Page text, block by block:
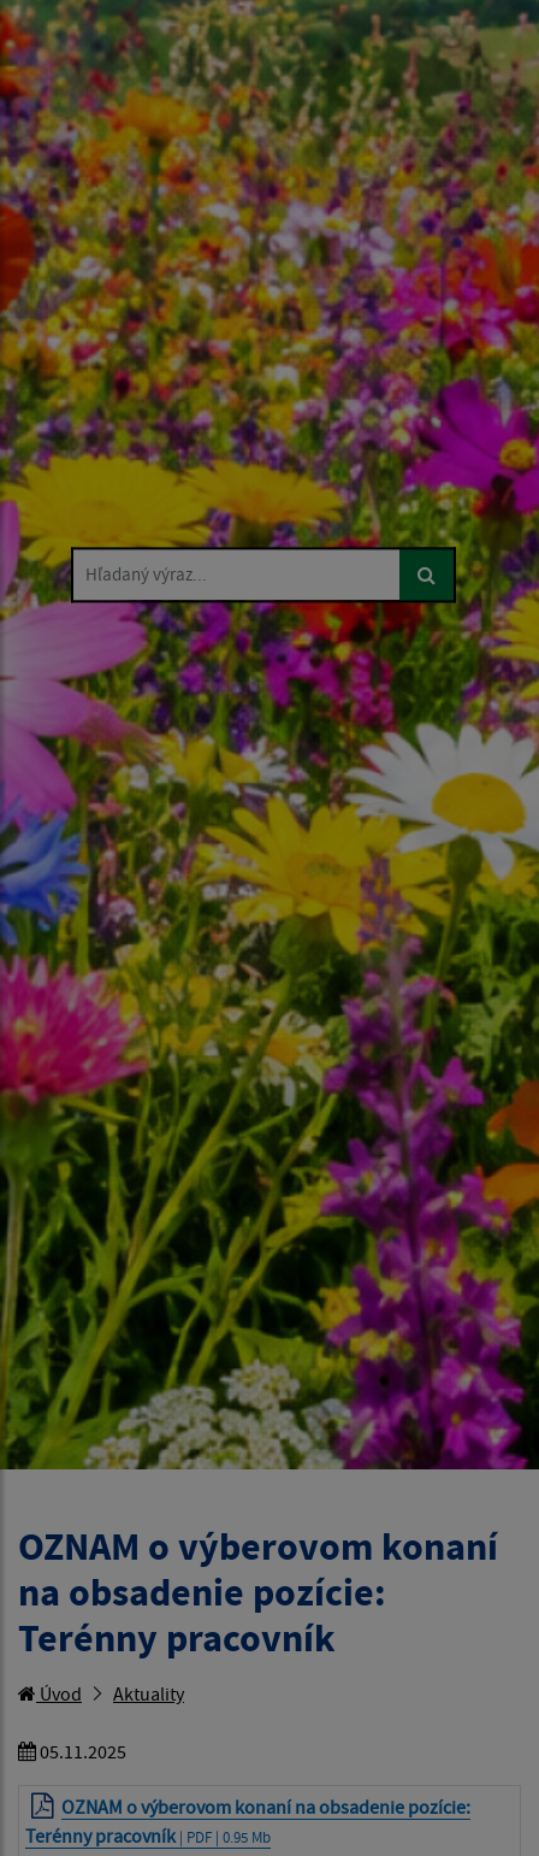
Hľadaný výraz...
OZNAM o výberovom konaní
na obsadenie pozície:
Terénny pracovník
Úvod Aktuality
05.11.2025
OZNAM o výberovom konaní na obsadenie pozície:
Terénny pracovník | PDF | 0.95 Mb